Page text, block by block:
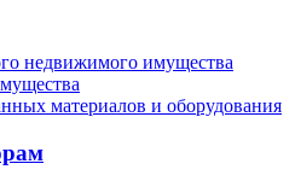
недвижимого имущества
материалов и оборудования